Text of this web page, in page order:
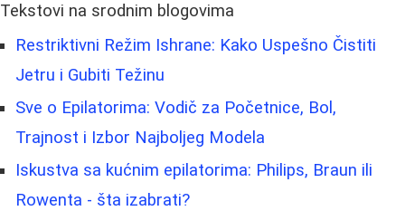
Tekstovi na srodnim blogovima
Restriktivni Režim Ishrane: Kako Uspešno Čistiti
Jetru i Gubiti Težinu
Sve o Epilatorima: Vodič za Početnice, Bol,
Trajnost i Izbor Najboljeg Modela
Iskustva sa kućnim epilatorima: Philips, Braun ili
Rowenta - šta izabrati?